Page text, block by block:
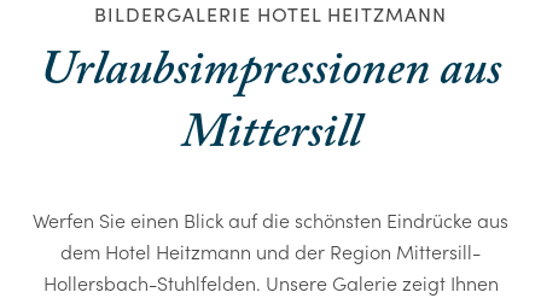
BILDERGALERIE HOTEL HEITZMANN
Urlaubsimpressionen aus
Mittersill
Werfen Sie einen Blick auf die schönsten Eindrücke aus
dem Hotel Heitzmann und der Region Mittersill-
Hollersbach-Stuhlfelden. Unsere Galerie zeigt Ihnen